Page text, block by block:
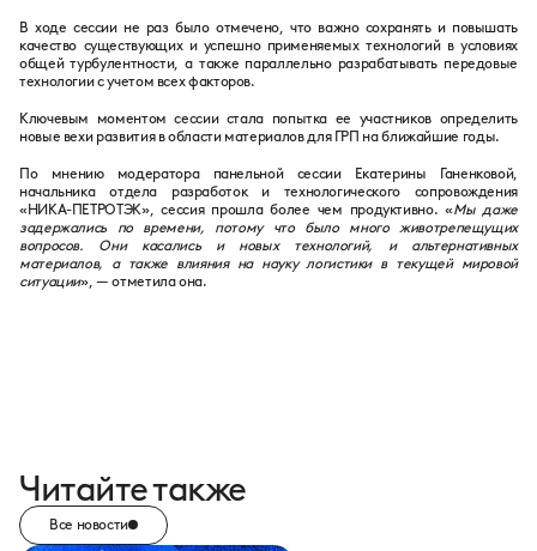
В ходе сессии не раз было отмечено, что важно сохранять и повышать
качество существующих и успешно применяемых технологий в условиях
общей турбулентности, а также параллельно разрабатывать передовые
технологии с учетом всех факторов.
Ключевым моментом сессии стала попытка ее участников определить
новые вехи развития в области материалов для ГРП на ближайшие годы.
По мнению модератора панельной сессии Екатерины Ганенковой,
начальника отдела разработок и технологического сопровождения
«НИКА-ПЕТРОТЭК», сессия прошла более чем продуктивно. «Мы даже
задержались по времени, потому что было много животрепещущих
вопросов. Они касались и новых технологий, и альтернативных
материалов, а также влияния на науку логистики в текущей мировой
ситуации», — отметила она.
Читайте также
Все новости